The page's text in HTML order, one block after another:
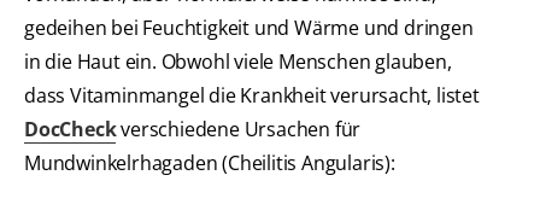
gedeihen bei Feuchtigkeit und Wärme und dringen
in die Haut ein. Obwohl viele Menschen glauben,
dass Vitaminmangel die Krankheit verursacht, listet
DocCheckverschiedene Ursachen für
Mundwinkelrhagaden (Cheilitis Angularis):